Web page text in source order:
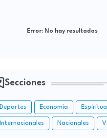
Error: No hay resultados
Secciones
Deportes Economía
Internacionales Nacionales